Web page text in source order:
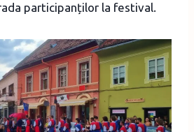
participanților la festival.